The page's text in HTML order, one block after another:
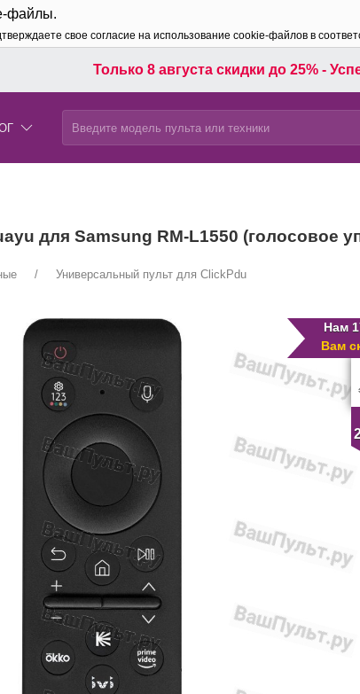
файлы.
свое согласие на использование cookie-файлов в
Только 8 августа скидки до 25% -
для Samsung RM-L1550 (голосовое
Универсальный пульт для ClickPdu
Нам
Вам